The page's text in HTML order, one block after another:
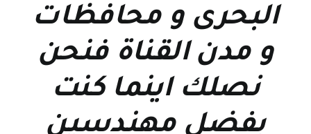
البحرى و محافظات
و مدن القناة فنحن
نصلك اينما كنت
بفضل مهندسين